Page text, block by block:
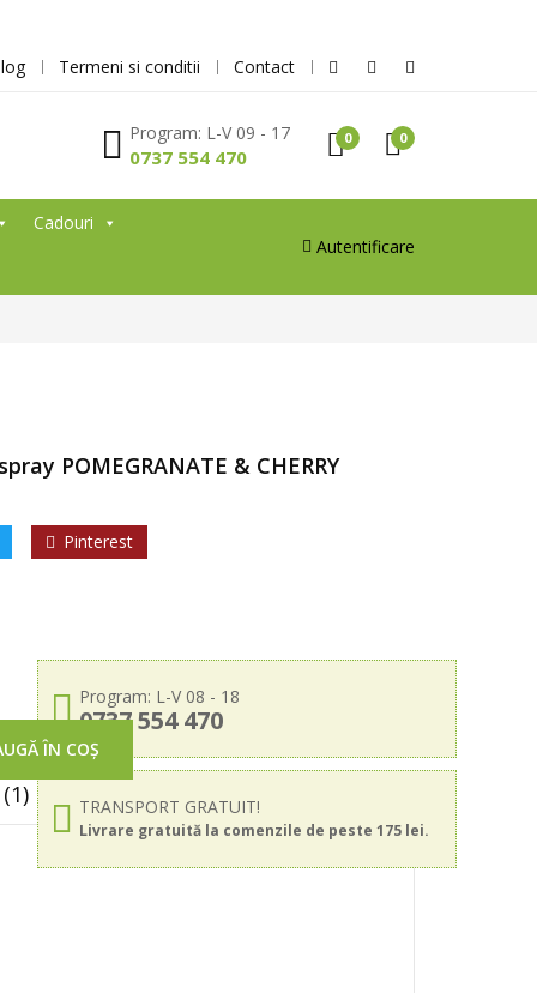
Termeni si conditii Contact
Program: L-V 09 - 17
0737 554 470
0 0
Cadouri
Autentificare
POMEGRANATE & CHERRY
Pinterest
Program: L-V 08 - 18
0737 554 470
TRANSPORT GRATUIT!
Livrare gratuită la comenzile de peste 175 lei.
ÎN COȘ